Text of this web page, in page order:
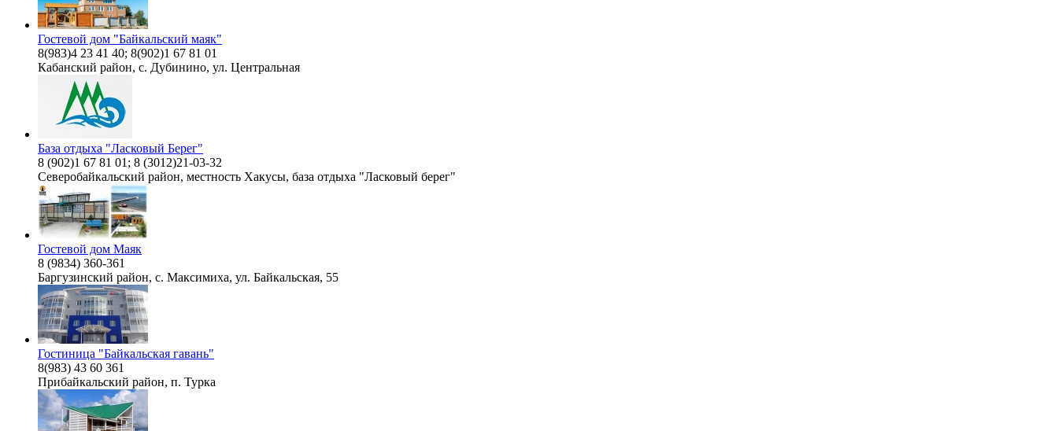
Гостевой дом "Байкальский маяк"
8(983)4 23 41 40; 8(902)1 67 81 01
Кабанский район, с. Дубинино, ул. Центральная
База отдыха "Ласковый Берег"
8 (902)1 67 81 01; 8 (3012)21-03-32
Северобайкальский район, местность Хакусы, база отдыха "Ласковый берег"
Гостевой дом Маяк
8 (9834) 360-361
Баргузинский район, с. Максимиха, ул. Байкальская, 55
Гостиница "Байкальская гавань"
8(983) 43 60 361
Прибайкальский район, п. Турка